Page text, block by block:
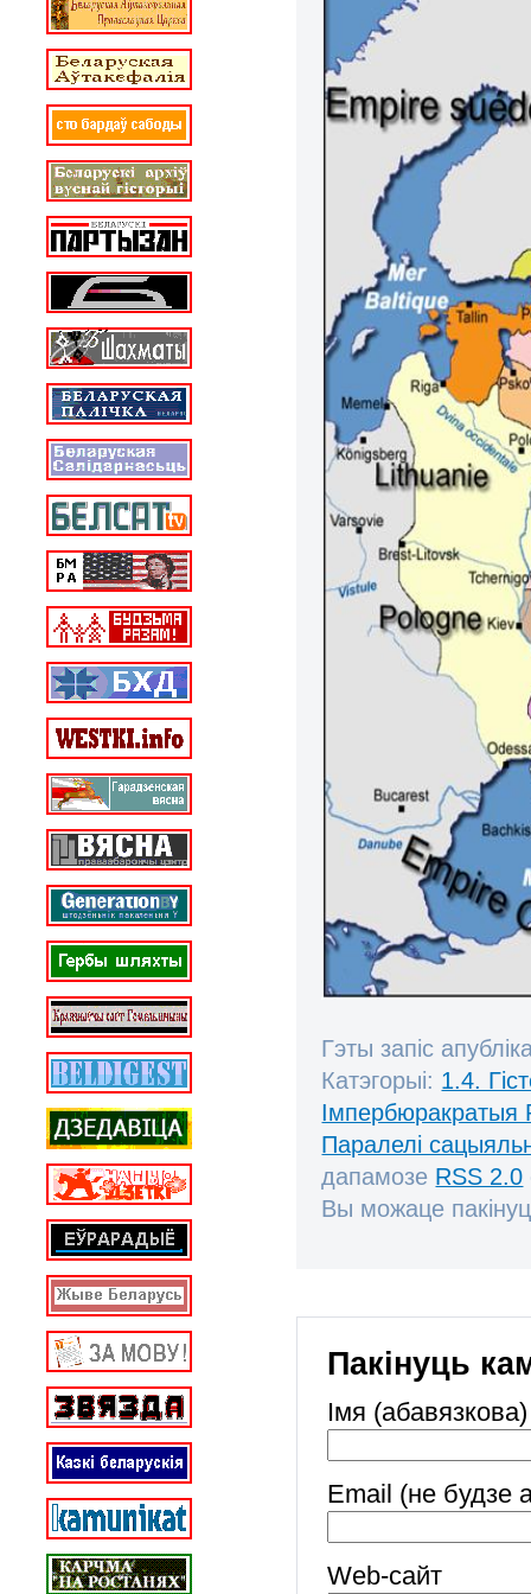
Гэты запіс
Катэгорыі: 1.4.
Імпербюракратыя
Паралелі
дапамозе RSS 2.0
Вы можаце
Пакінуць
Імя (абавязкова)
Email (не будзе
Web-cайт